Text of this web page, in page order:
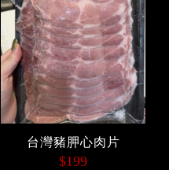
台灣豬胛心肉片
$199